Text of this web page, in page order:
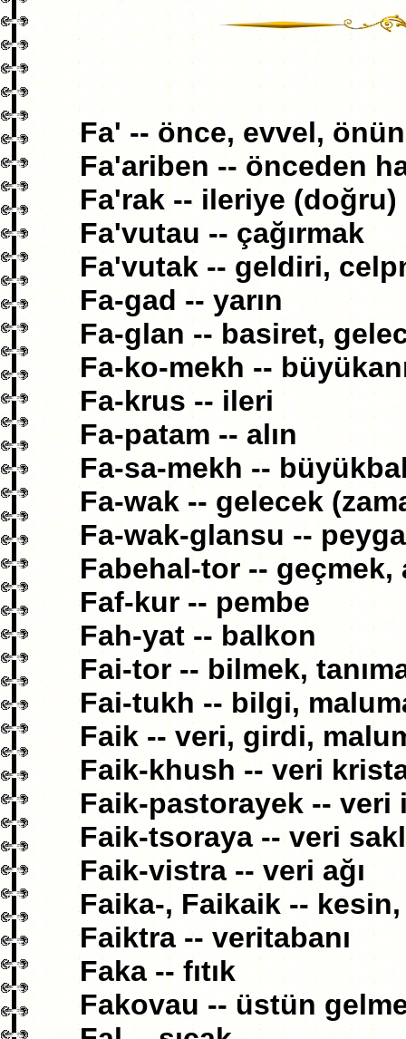
Fa' -- önce, evvel,
Fa'ariben -- önceden
Fa'rak -- ileriye (doğru)
Fa'vutau -- çağırmak
Fa'vutak -- geldiri,
Fa-gad -- yarın
Fa-glan -- basiret,
Fa-ko-mekh --
Fa-krus -- ileri
Fa-patam -- alın
Fa-sa-mekh --
Fa-wak -- gelecek
Fa-wak-glansu --
Fabehal-tor -- geçmek,
Faf-kur -- pembe
Fah-yat -- balkon
Fai-tor -- bilmek,
Fai-tukh -- bilgi,
Faik -- veri, girdi,
Faik-khush -- veri
Faik-pastorayek -- veri
Faik-tsoraya -- veri
Faik-vistra -- veri ağı
Faika-, Faikaik --
Faiktra -- veritabanı
Faka -- fıtık
Fakovau -- üstün